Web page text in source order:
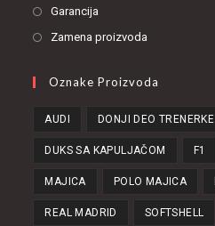
Garancija
Zamena proizvoda
Oznake Proizvoda
AUDI DONJI DEO TRENERKE
DUKS SA KAPULJAČOM F1
MAJICA POLO MAJICA
REAL MADRID SOFTSHELL